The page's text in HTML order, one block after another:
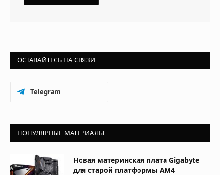
ОСТАВАЙТЕСЬ НА СВЯЗИ
Telegram
ПОПУЛЯРНЫЕ МАТЕРИАЛЫ
Новая материнская плата Gigabyte
для старой платформы AM4